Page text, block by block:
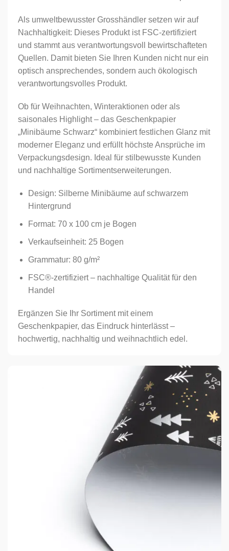
Als umweltbewusster Grosshändler setzen wir auf
Nachhaltigkeit: Dieses Produkt ist FSC-zertifiziert
und stammt aus verantwortungsvoll bewirtschafteten
Quellen. Damit bieten Sie Ihren Kunden nicht nur ein
optisch ansprechendes, sondern auch ökologisch
verantwortungsvolles Produkt.
Ob für Weihnachten, Winteraktionen oder als
saisonales Highlight – das Geschenkpapier
„Minibäume Schwarz“ kombiniert festlichen Glanz mit
moderner Eleganz und erfüllt höchste Ansprüche im
Verpackungsdesign. Ideal für stilbewusste Kunden
und nachhaltige Sortimentserweiterungen.
Design: Silberne Minibäume auf schwarzem
Hintergrund
Format: 70 x 100 cm je Bogen
Verkaufseinheit: 25 Bogen
Grammatur: 80 g/m²
FSC®-zertifiziert – nachhaltige Qualität für den
Handel
Ergänzen Sie Ihr Sortiment mit einem
Geschenkpapier, das Eindruck hinterlässt –
hochwertig, nachhaltig und weihnachtlich edel.